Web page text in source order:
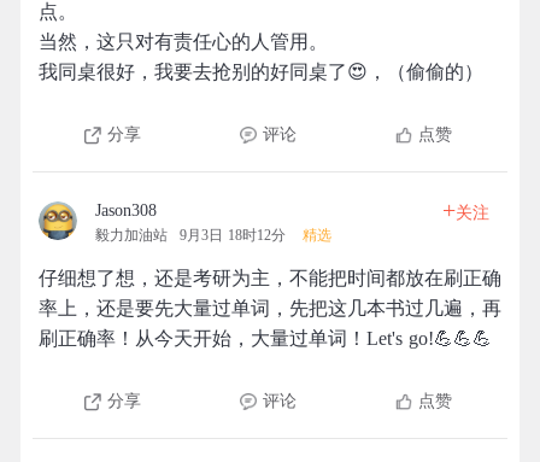
点。
当然，这只对有责任心的人管用。
我同桌很好，我要去抢别的好同桌了😍，（偷偷的）
分享 评论 点赞
Jason308
毅力加油站 9月3日 18时12分 精选
+关注
仔细想了想，还是考研为主，不能把时间都放在刷正确
率上，还是要先大量过单词，先把这几本书过几遍，再
刷正确率！从今天开始，大量过单词！Let's go!💪💪💪
分享 评论 点赞